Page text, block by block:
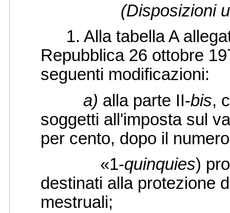
(Disposizioni
1. Alla tabella A
Repubblica 26 ottobre
seguenti modificazioni:
a) alla parte II-bis,
soggetti all'imposta sul
per cento, dopo il
«1-quinquies)
destinati alla protezione
mestruali;